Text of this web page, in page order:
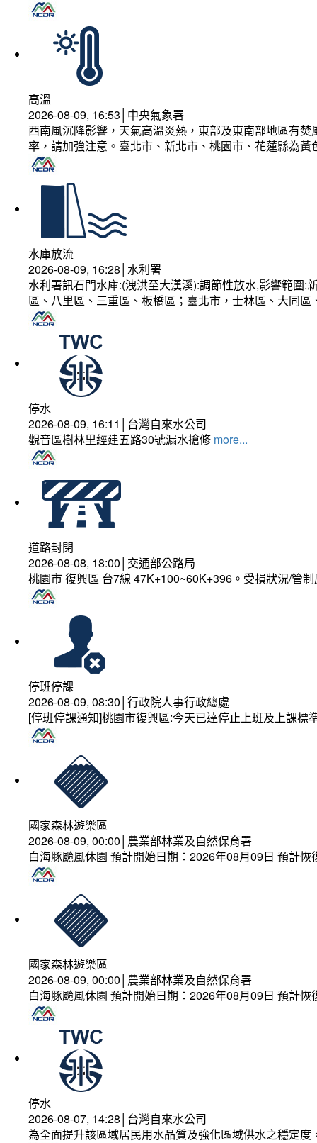
高溫
2026-08-09, 16:53│中央氣象署
西南風沉降影響，天氣高溫炎熱，東部及東南部地區有
率，請加強注意。臺北市、新北市、桃園市、花蓮縣為
水庫放流
2026-08-09, 16:28│水利署
水利署訊石門水庫:(洩洪至大漢溪):調節性放水,影響範圍
區、八里區、三重區、板橋區；臺北市，士林區、大同
停水
2026-08-09, 16:11│台灣自來水公司
觀音區樹林里經建五路30號漏水搶修 more...
道路封閉
2026-08-08, 18:00│交通部公路局
桃園市 復興區 台7線 47K+100~60K+396。受損狀況/管
停班停課
2026-08-09, 08:30│行政院人事行政總處
[停班停課通知]桃園市復興區:今天已達停止上班及上課
國家森林遊樂區
2026-08-09, 00:00│農業部林業及自然保育署
白海豚颱風休園 預計開始日期：2026年08月09日 預計
國家森林遊樂區
2026-08-09, 00:00│農業部林業及自然保育署
白海豚颱風休園 預計開始日期：2026年08月09日 預計
停水
2026-08-07, 14:28│台灣自來水公司
為全面提升該區域居民用水品質及強化區域供水之穩定